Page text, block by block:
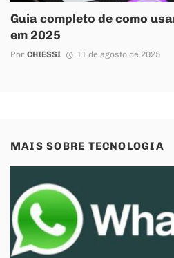
Guia completo de como
em 2025
Por CHIESSI 11 de agosto de 2025
MAIS SOBRE TECNOLOGIA